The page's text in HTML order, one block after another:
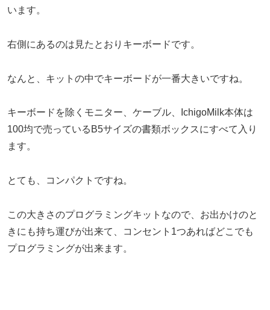
います。
右側にあるのは見たとおりキーボードです。
なんと、キットの中でキーボードが一番大きいですね。
キーボードを除くモニター、ケーブル、IchigoMilk本体は
100均で売っているB5サイズの書類ボックスにすべて入り
ます。
とても、コンパクトですね。
この大きさのプログラミングキットなので、お出かけのと
きにも持ち運びが出来て、コンセント1つあればどこでも
プログラミングが出来ます。